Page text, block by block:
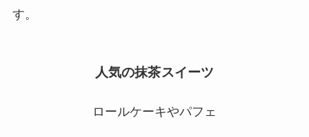
す。
人気の抹茶スイーツ
ロールケーキやパフェ